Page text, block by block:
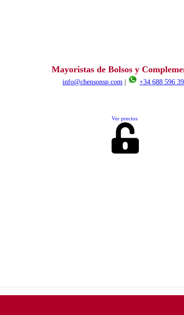
Mayoristas de Bolsos y
info@chensonsp.com
+34 688 596
Ver precios